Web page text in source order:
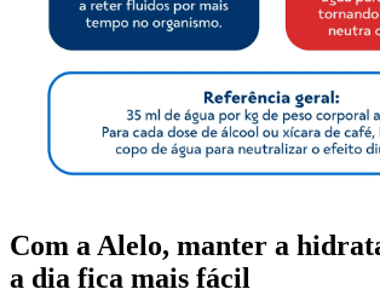
Com a Alelo, manter a
a dia fica mais fácil